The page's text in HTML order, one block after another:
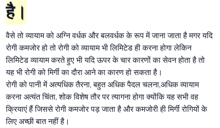
है।
वैसे तो व्यायाम को अग्नि वर्धक और बलवर्धक के रूप में जाना जाता है मगर यदि
रोगी कमजोर हो तो रोगी को व्यायाम भी लिमिटेड ही करना होगा लेकिन
लिमिटेड व्यायाम करते हुए भी यदि ऊपर के चार कारणों का सेवन होता है तो
यह भी रोगी को मिर्गी का दौरा आने का कारण हो सकता है।
रोगी को पानी में अत्यधिक तैरना, बहुत अधिक पैदल चलना,अधिक व्यायाम
करना अत्यंत चिंता, शोक विशेष तौर पर त्यागना होगा क्योंकि यह सभी वह
क्रियाएं हैं जिससे रोगी कमजोर पड़ जाता है और कमजोरी ही मिर्गी रोगियों के
लिए अच्छी बात नहीं है।